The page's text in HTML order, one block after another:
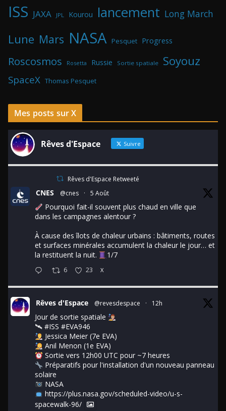
ISS JAXA JPL Kourou lancement Long March
Lune Mars NASA Pesquet Progress
Roscosmos Rosetta Russie Sortie spatiale Soyouz
SpaceX Thomas Pesquet
Mes posts sur X
Rêves d'Espace Suivre
Rêves d'Espace Retweeté
CNES @cnes · 5 Août
Pourquoi fait-il souvent plus chaud en ville que
dans les campagnes alentour ?
À cause des îlots de chaleur urbains : bâtiments, routes
et surfaces minérales accumulent la chaleur le jour… et
la restituent la nuit.
1/7
6 23 X
Rêves d'Espace @revesdespace · 12h
Jour de sortie spatiale
🛰 #ISS #EVA946
Jessica Meier (7e EVA)
Anil Menon (1e EVA)
Sortie vers 12h00 UTC pour ~7 heures
Préparatifs pour l'installation d'un nouveau panneau
solaire
NASA
https://plus.nasa.gov/scheduled-video/u-s-
spacewalk-96/